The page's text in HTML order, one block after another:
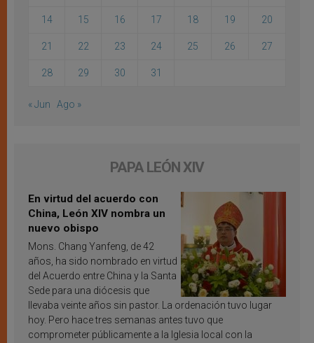
14 15 16 17 18 19 20
21 22 23 24 25 26 27
28 29 30 31
« Jun Ago »
PAPA LEÓN XIV
En virtud del acuerdo con
China, León XIV nombra un
nuevo obispo
Mons. Chang Yanfeng, de 42
años, ha sido nombrado en virtud
del Acuerdo entre China y la Santa
Sede para una diócesis que
llevaba veinte años sin pastor. La ordenación tuvo lugar
hoy. Pero hace tres semanas antes tuvo que
comprometer públicamente a la Iglesia local con la